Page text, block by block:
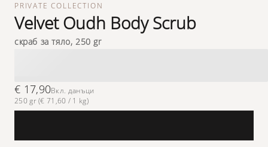
PRIVATE COLLECTION
Velvet Oudh Body Scrub
скраб за тяло, 250 gr
€ 17,90Вкл. данъци
250 gr (€ 71,60 / 1 kg)